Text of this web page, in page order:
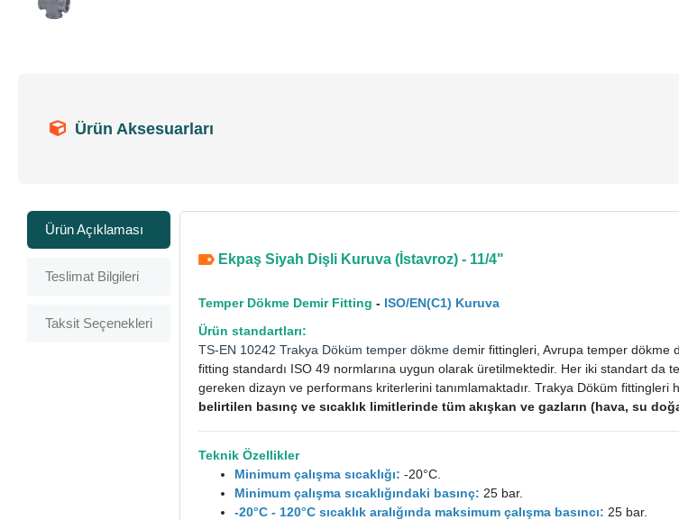
Ürün Aksesuarları
Ürün Açıklaması
Teslimat Bilgileri
Taksit Seçenekleri
Ekpaş Siyah Dişli Kuruva (İstavroz) - 11/4"
Temper Dökme Demir Fitting - ISO/EN(C1) Kuruva
Ürün standartları:
TS-EN 10242Trakya Döküm temper dökme demir fittingleri, Avrupa temper dökme
fitting standardı ISO 49 normlarına uygun olarak üretilmektedir. Her iki standart da
gereken dizayn ve performans kriterlerini tanımlamaktadır. Trakya Döküm
belirtilen basınç ve sıcaklık limitlerinde tüm akışkan ve gazların (hava, su
Teknik Özellikler
Minimum çalışma sıcaklığı: -20°C.
Minimum çalışma sıcaklığındaki basınç: 25 bar.
-20°C - 120°C sıcaklık aralığında maksimum çalışma basıncı: 25 bar.